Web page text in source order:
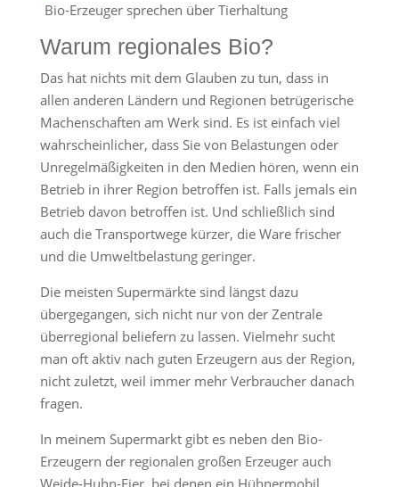
Bio-Erzeuger sprechen über Tierhaltung
Warum regionales Bio?
Das hat nichts mit dem Glauben zu tun, dass in
allen anderen Ländern und Regionen betrügerische
Machenschaften am Werk sind. Es ist einfach viel
wahrscheinlicher, dass Sie von Belastungen oder
Unregelmäßigkeiten in den Medien hören, wenn ein
Betrieb in ihrer Region betroffen ist. Falls jemals ein
Betrieb davon betroffen ist. Und schließlich sind
auch die Transportwege kürzer, die Ware frischer
und die Umweltbelastung geringer.
Die meisten Supermärkte sind längst dazu
übergegangen, sich nicht nur von der Zentrale
überregional beliefern zu lassen. Vielmehr sucht
man oft aktiv nach guten Erzeugern aus der Region,
nicht zuletzt, weil immer mehr Verbraucher danach
fragen.
In meinem Supermarkt gibt es neben den Bio-
Erzeugern der regionalen großen Erzeuger auch
Weide-Huhn-Eier, bei denen ein Hühnermobil